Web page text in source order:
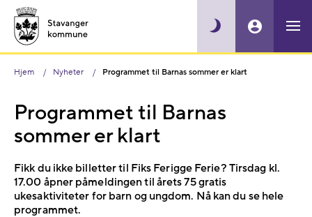
Hjem Nyheter Programmet til Barnas sommer er klart
Programmet til Barnas
sommer er klart
Fikk du ikke billetter til Fiks Ferigge Ferie? Tirsdag kl.
17.00 åpner påmeldingen til årets 75 gratis
ukesaktiviteter for barn og ungdom. Nå kan du se hele
programmet.